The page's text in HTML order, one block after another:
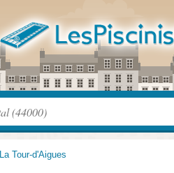
La Tour-d'Aigues